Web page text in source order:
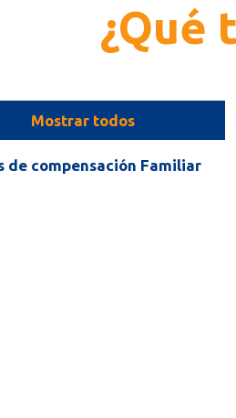
¿Qué
Mostrar todos
de compensación Familiar